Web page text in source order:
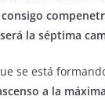
la séptima
se está
a la